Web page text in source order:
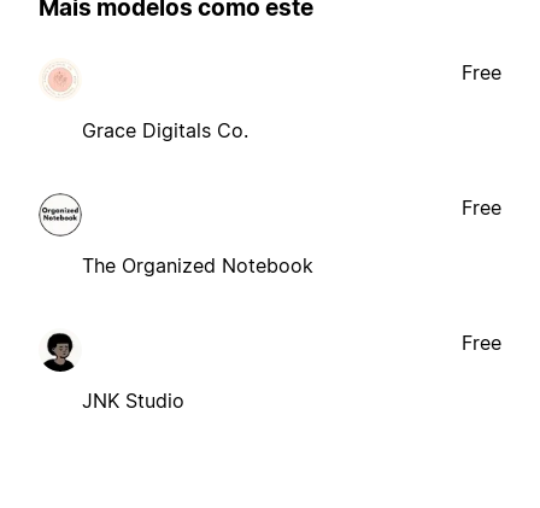
Mais modelos como este
Grace Digitals Co.
Free
The Organized Notebook
Free
JNK Studio
Free